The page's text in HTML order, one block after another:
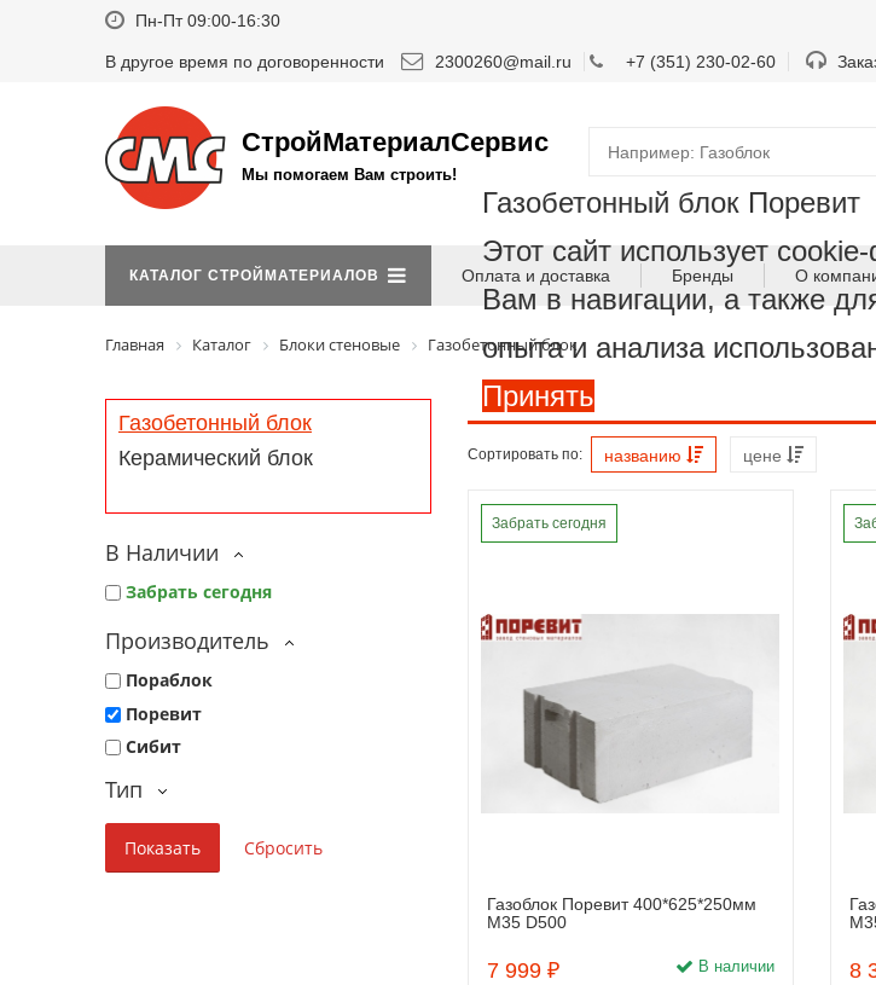
Пн-Пт 09:00-16:30
В другое время по договоренности 2300260@mail.ru +7 (351) 230-02-60
СтройМатериалСервис
Мы помогаем Вам строить!
КАТАЛОГ СТРОЙМАТЕРИАЛОВ Оплата и доставка Бренды О
Главная Каталог Блоки стеновые Газобетонный блок
Газобетонный блок
Керамический блок
В Наличии
Забрать сегодня
Производитель
Пораблок
Поревит
Сибит
Тип
Газобетонный блок Поревит
Этот сайт использует
Вам в навигации, а также
опыта и анализа
Принять
Сортировать по: названию цене
Забрать сегодня
Заказать
Газоблок Поревит 400*625*250мм
М35 D500
7 999 ₽ В наличии 8